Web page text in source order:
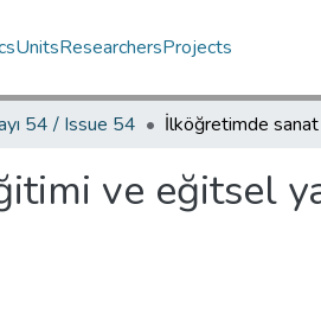
UnitsResearchersProjects
54 / Issue 54
ve eğitsel